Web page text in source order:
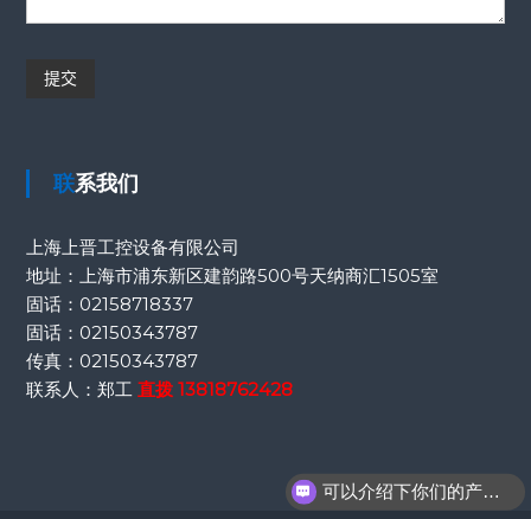
联系我们
上海上晋工控设备有限公司
地址：上海市浦东新区建韵路500号天纳商汇1505室
固话： 02158718337
固话： 02150343787
传真： 02150343787
联系人：郑工 直拨 13818762428
可以介绍下你们的产品么？